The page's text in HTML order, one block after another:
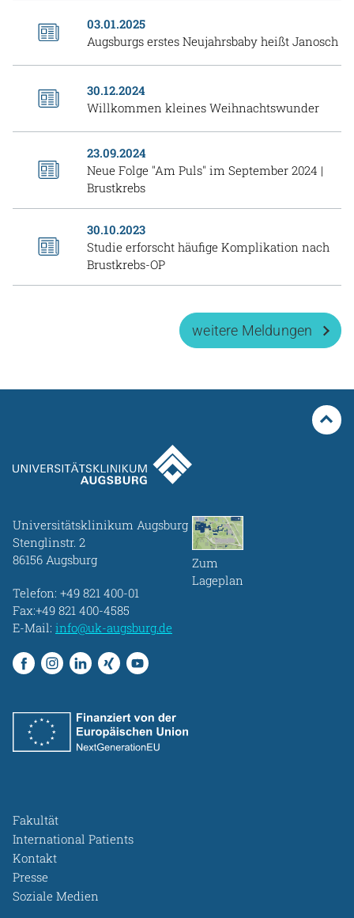
03.01.2025
Augsburgs erstes Neujahrsbaby heißt Janosch
30.12.2024
Willkommen kleines Weihnachtswunder
23.09.2024
Neue Folge "Am Puls" im September 2024 |
Brustkrebs
30.10.2023
Studie erforscht häufige Komplikation nach
Brustkrebs-OP
weitere Meldungen
Universitätsklinikum Augsburg
Stenglinstr. 2
86156 Augsburg
Telefon: +49 821 400-01
Fax:+49 821 400-4585
E-Mail: info@uk-augsburg.de
Zum
Lageplan
Fakultät
International Patients
Kontakt
Presse
Soziale Medien